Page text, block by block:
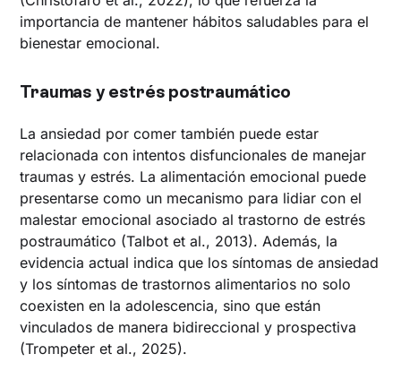
importancia de mantener hábitos saludables para el
bienestar emocional.
Traumas y estrés postraumático
La ansiedad por comer también puede estar
relacionada con intentos disfuncionales de manejar
traumas y estrés. La alimentación emocional puede
presentarse como un mecanismo para lidiar con el
malestar emocional asociado al trastorno de estrés
postraumático (Talbot et al., 2013). Además, la
evidencia actual indica que los síntomas de ansiedad
y los síntomas de trastornos alimentarios no solo
coexisten en la adolescencia, sino que están
vinculados de manera bidireccional y prospectiva
(Trompeter et al., 2025).